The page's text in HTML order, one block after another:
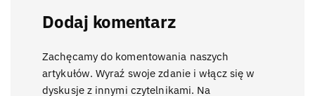
Dodaj komentarz
Zachęcamy do komentowania naszych
artykułów. Wyraź swoje zdanie i włącz się w
dyskusje z innymi czytelnikami. Na